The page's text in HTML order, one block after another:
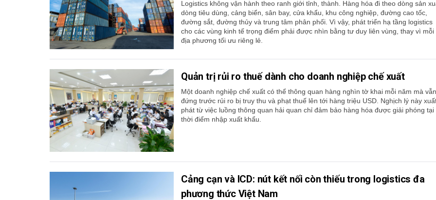
Logistics không vận hành theo ranh giới tỉnh, thành. Hàng hóa đi theo dòng sản
dòng tiêu dùng, cảng biển, sân bay, cửa khẩu, khu công nghiệp, đường cao tốc,
đường sắt, đường thủy và trung tâm phân phối. Vì vậy, phát triển hạ tầng logistics
cho các vùng kinh tế trọng điểm phải được nhìn bằng tư duy liên vùng, thay vì mỗi
địa phương tối ưu riêng lẻ.
Quản trị rủi ro thuế dành cho doanh nghiệp chế xuất
Một doanh nghiệp chế xuất có thể thông quan hàng nghìn tờ khai mỗi năm mà vẫn
đứng trước rủi ro bị truy thu và phạt thuế lên tới hàng triệu USD. Nghịch lý này
phát từ việc luồng thông quan hải quan chỉ đảm bảo hàng hóa được giải phóng tại
thời điểm nhập xuất khẩu.
Cảng cạn và ICD: nút kết nối còn thiếu trong logistics đa
phương thức Việt Nam